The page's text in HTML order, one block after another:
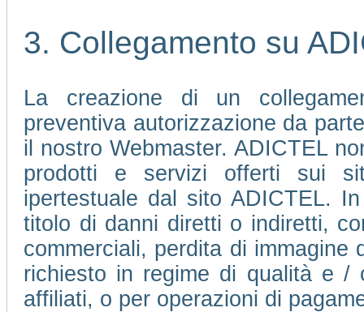
3. Collegamento su
La creazione di un
preventiva autorizzazione da
il nostro Webmaster. ADICTEL
prodotti e servizi offerti sui
ipertestuale dal sito ADICTEL.
titolo di danni diretti o indiretti,
commerciali, perdita di
richiesto in regime di qualità e /
affiliati, o per operazioni di